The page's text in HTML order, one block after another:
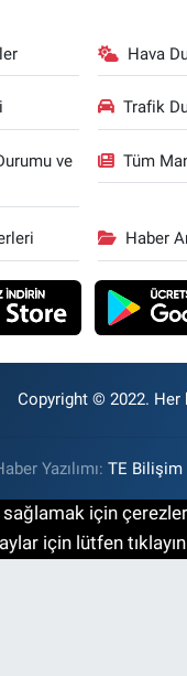
Hava
Trafik
ve
Tüm
Haber
Copyright © 2022. Her
Yazılımı: TE Bilişim
için
için lütfen